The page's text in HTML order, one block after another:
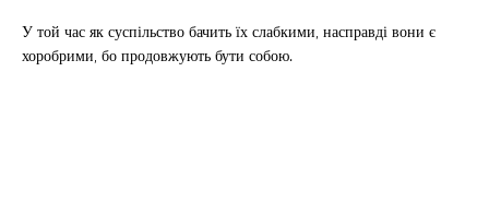
У той час як суспільство бачить їх слабкими, насправді вони є
хоробрими, бо продовжують бути собою.